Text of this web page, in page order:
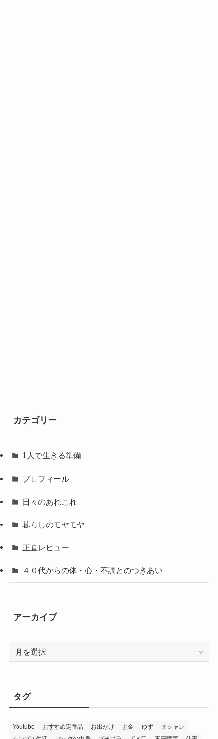
カテゴリー
1人で生きる準備
プロフィール
日々のあれこれ
暮らしのモヤモヤ
正直レビュー
４０代からの体・心・不調とのつきあい
アーカイブ
ブタグ
Youtube おすすめ定番品 お出かけ お金 ゆず
オシャレ